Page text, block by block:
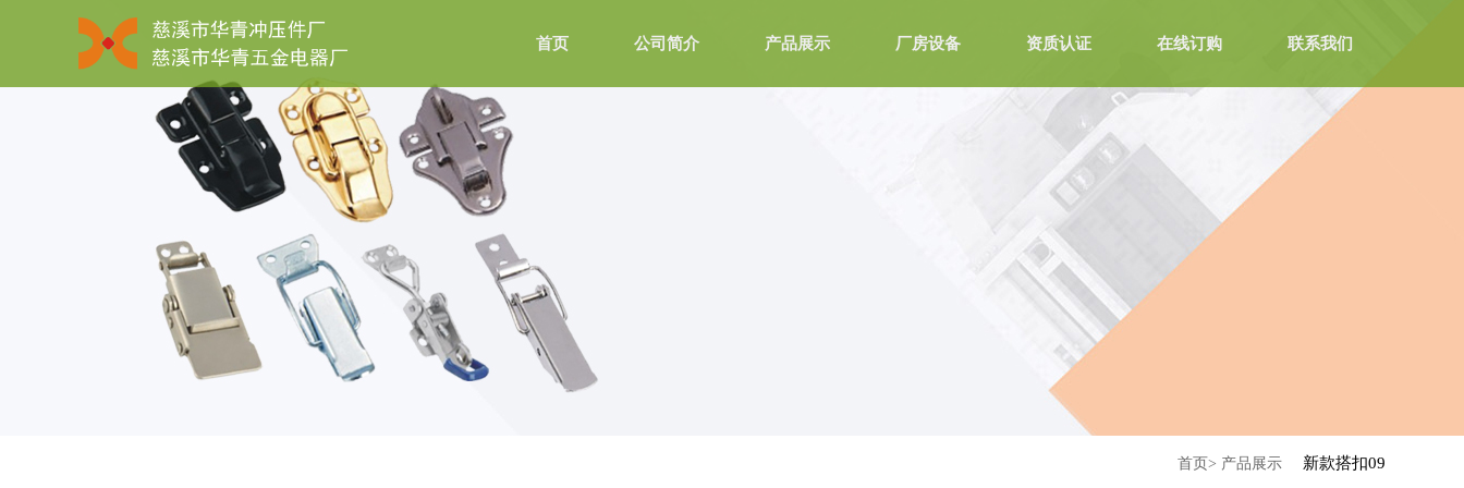
首页 公司简介 产品展示 厂房设备 资质认证 在线订购 联系我们
首页> 产品展示 新款搭扣09